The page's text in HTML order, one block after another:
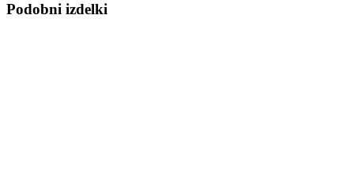
Podobni izdelki